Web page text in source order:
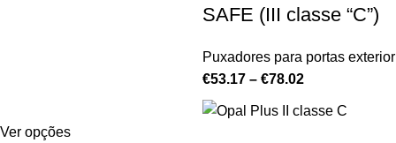
SAFE (III classe “C”)
Puxadores para portas exterior
€53.17 – €78.02
Ver opções